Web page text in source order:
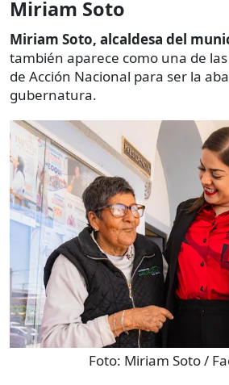
Miriam Soto
Miriam Soto, alcaldesa del
también aparece como una de
de Acción Nacional para ser la
gubernatura.
Foto: Miriam Soto /